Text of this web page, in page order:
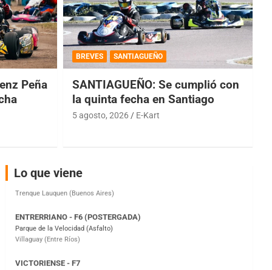
Peña
BREVES SANTIAGUEÑO
SANTIAGUEÑO: Se cumplió con
la quinta fecha en Santiago
5 agosto, 2026 E-Kart
Lo que viene
COBERTURA ESPECIAL DE E-KART.COM.AR
08/09-AGO
Ramiro Tot (Asfalto)
Baradero (Buenos Aires)
ENTRERRIANO - F6 (POSTERGADA)
Parque de la Velocidad (Asfalto)
Villaguay (Entre Ríos)
VICTORIENSE - F7
El Cerro (Tierra)
Victoria (Entre Ríos)
PATAGONICO - F6